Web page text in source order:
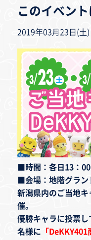
このイベン
2019年03月23日(土
■時間：各日13：
■会場：地階グラン
新潟県内のご当地キ
催。
優勝キャラに投票
名様に
「DeKKY401